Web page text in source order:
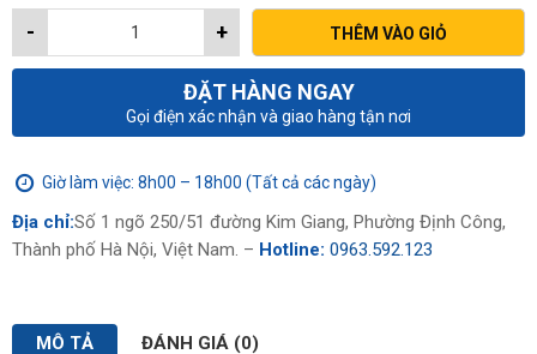
+
- THÊM VÀO GIỎ
ĐẶT HÀNG NGAY
Gọi điện xác nhận và giao hàng tận nơi
Giờ làm việc: 8h00 – 18h00 (Tất cả các ngày)
Địa chỉ:Số 1 ngõ 250/51 đường Kim Giang, Phường Định Công,
Thành phố Hà Nội, Việt Nam. – Hotline: 0963.592.123
MÔ TẢ ĐÁNH GIÁ (0)